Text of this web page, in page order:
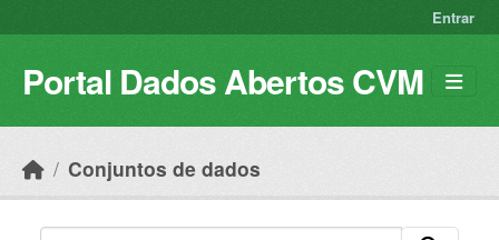
Entrar
Portal Dados Abertos CVM
Conjuntos de dados